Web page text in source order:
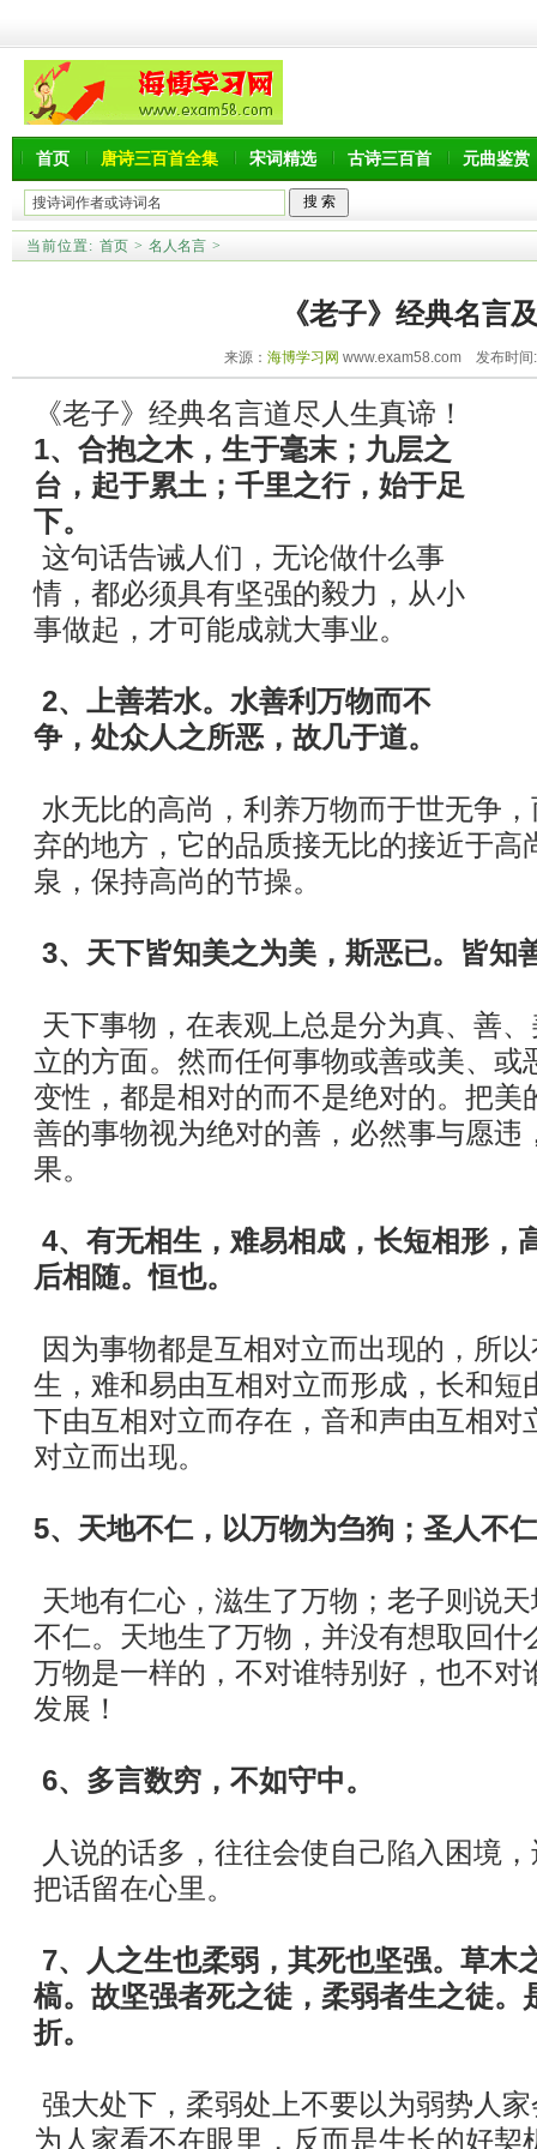
首页 唐诗三百首全集 宋词精选 古诗三百首 元曲鉴赏
当前位置: 首页 > 名人名言 >
《老子》经典名言
来源： 海博学习网 www.exam58.com 发布时间
《老子》经典名言道尽人生真谛！
1、合抱之木，生于毫末；九层之
台，起于累土；千里之行，始于足
下。
这句话告诫人们，无论做什么事
情，都必须具有坚强的毅力，从小
事做起，才可能成就大事业。
2、上善若水。水善利万物而不
争，处众人之所恶，故几于道。
水无比的高尚，利养万物而于世无争
弃的地方，它的品质接无比的接近于高
泉，保持高尚的节操。
3、天下皆知美之为美，斯恶已。皆知
天下事物，在表观上总是分为真、善
立的方面。然而任何事物或善或美、或
变性，都是相对的而不是绝对的。把美
善的事物视为绝对的善，必然事与愿违
果。
4、有无相生，难易相成，长短相形，
后相随。恒也。
因为事物都是互相对立而出现的，所
生，难和易由互相对立而形成，长和短
下由互相对立而存在，音和声由互相对
对立而出现。
5、天地不仁，以万物为刍狗；圣人不
天地有仁心，滋生了万物；老子则说
不仁。天地生了万物，并没有想取回什
万物是一样的，不对谁特别好，也不对
发展！
6、多言数穷，不如守中。
人说的话多，往往会使自己陷入困境
把话留在心里。
7、人之生也柔弱，其死也坚强。草木
槁。故坚强者死之徒，柔弱者生之徒。
折。
强大处下，柔弱处上不要以为弱势人
为人家看不在眼里，反而是生长的好契